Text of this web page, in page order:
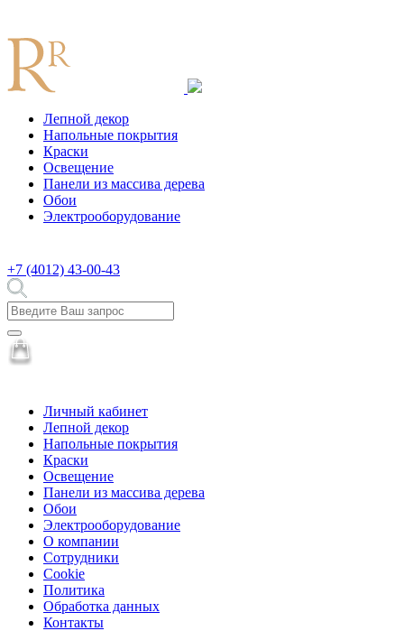
Лепной декор
Напольные покрытия
Краски
Освещение
Панели из массива дерева
Обои
Электрооборудование
+7 (4012) 43-00-43
Личный кабинет
Лепной декор
Напольные покрытия
Краски
Освещение
Панели из массива дерева
Обои
Электрооборудование
О компании
Сотрудники
Cookie
Политика
Обработка данных
Контакты